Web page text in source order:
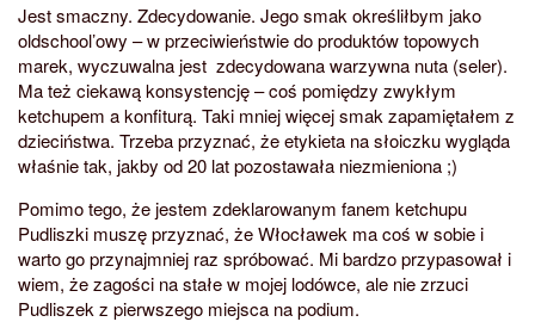
Jest smaczny. Zdecydowanie. Jego smak określiłbym jako
oldschool’owy – w przeciwieństwie do produktów topowych
marek, wyczuwalna jest zdecydowana warzywna nuta (seler).
Ma też ciekawą konsystencję – coś pomiędzy zwykłym
ketchupem a konfiturą. Taki mniej więcej smak zapamiętałem z
dzieciństwa. Trzeba przyznać, że etykieta na słoiczku wygląda
właśnie tak, jakby od 20 lat pozostawała niezmieniona ;)
Pomimo tego, że jestem zdeklarowanym fanem ketchupu
Pudliszki muszę przyznać, że Włocławek ma coś w sobie i
warto go przynajmniej raz spróbować. Mi bardzo przypasował i
wiem, że zagości na stałe w mojej lodówce, ale nie zrzuci
Pudliszek z pierwszego miejsca na podium.